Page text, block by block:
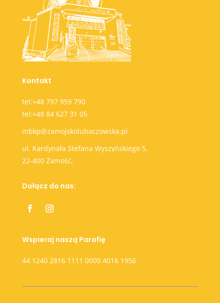
Kontakt
tel:+48 797 959 790
tel:+48 84 627 31 05
mbkp@zamojskolubaczowska.pl
ul. Kardynała Stefana Wyszyńskiego 5,
22-400 Zamość,
Dołącz do nas:
Wspieraj naszą Parafię
44 1240 2816 1111 0000 4016 1956